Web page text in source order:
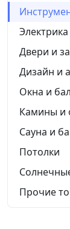
Электрика
Двери и
Дизайн и
Окна и
Камины и
Сауна и
Потолки
Прочие